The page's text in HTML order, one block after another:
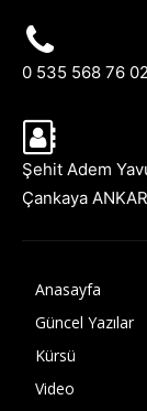
0 535 568 76
Şehit Adem
Çankaya
Anasayfa
Güncel Yazılar
Kürsü
Video